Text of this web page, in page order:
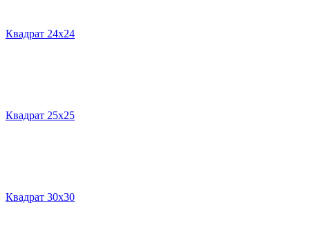
Квадрат 24х24
Квадрат 25х25
Квадрат 30х30